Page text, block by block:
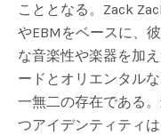
こととなる。Zack
やEBMをベースに、
な音楽性や楽器を加
ードとオリエンタル
一無二の存在である
つアイデンティティ